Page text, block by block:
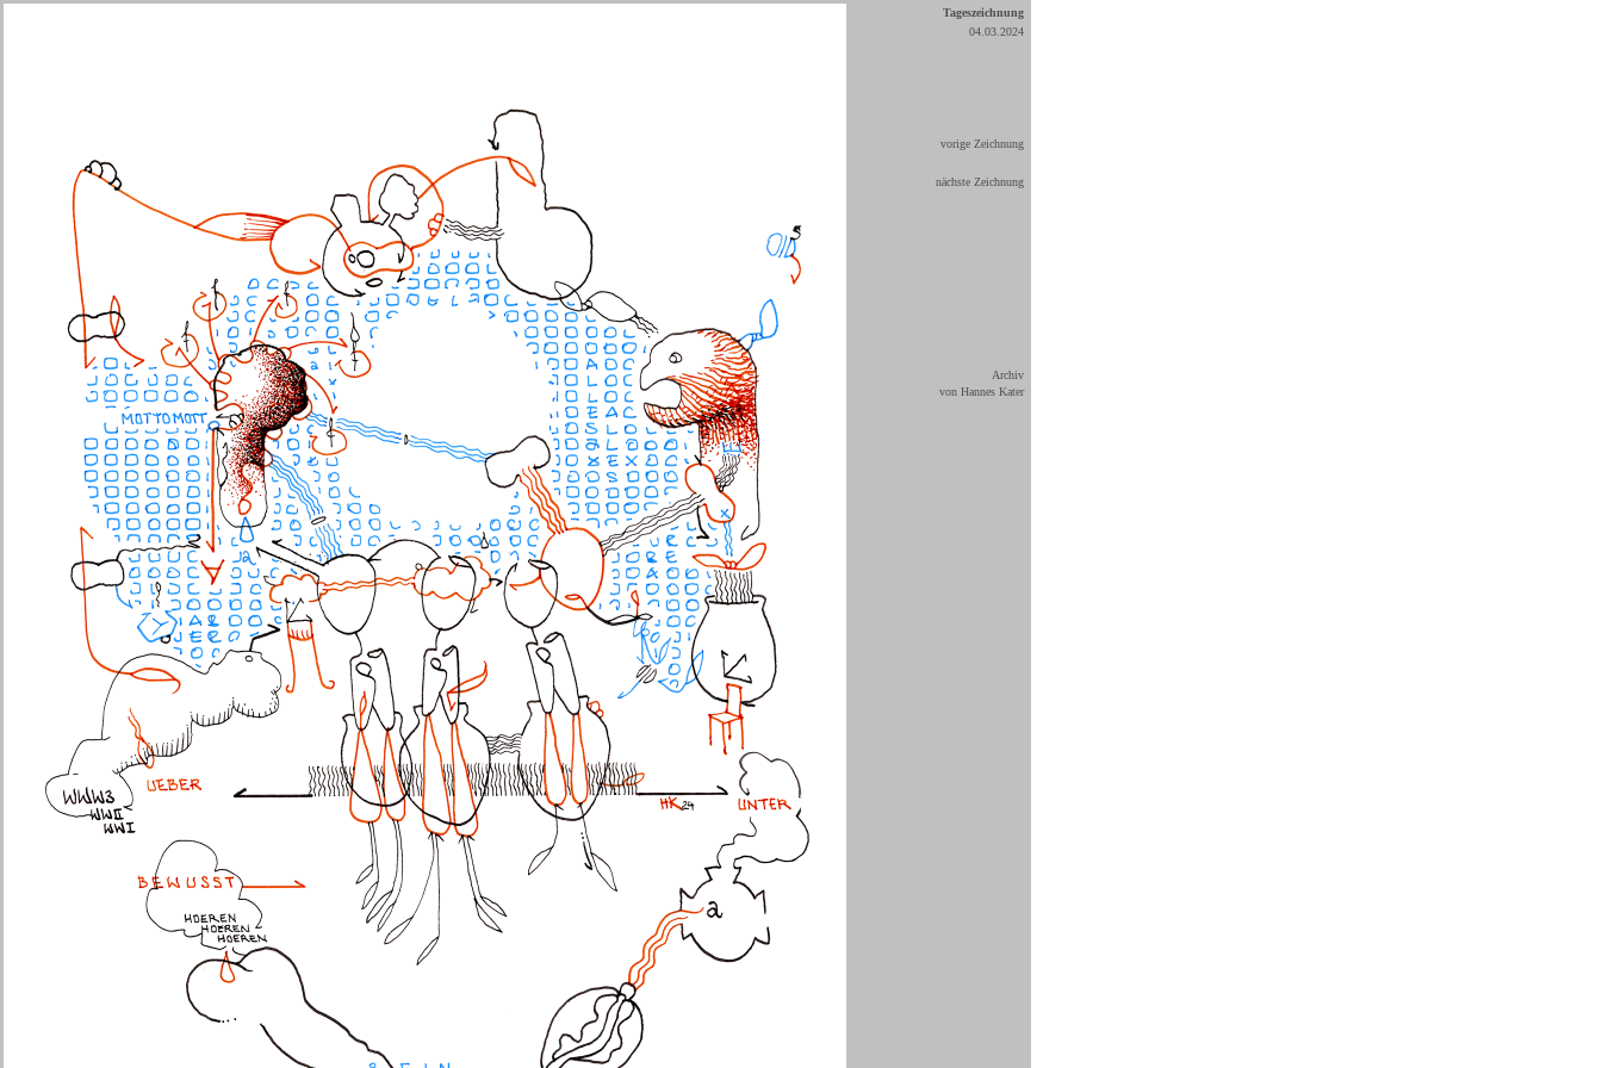
Tageszeichnung
04.03.2024
vorige Zeichnung
nächste Zeichnung
Archiv
von Hannes Kater